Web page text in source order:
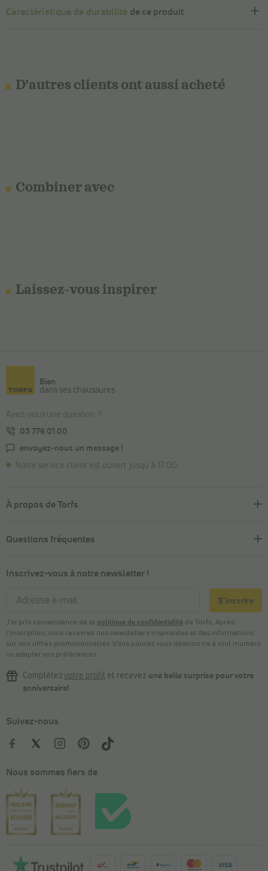
Caractéristique de durabilité de ce produit
D'autres clients ont aussi acheté
Combiner avec
Laissez-vous inspirer
Bien
dans ses chaussures
Avez-vous une question ?
03 776 01 00
envoyez-nous un message !
Notre service client est ouvert jusqu'à 17:00
À propos de Torfs
Questions fréquentes
Inscrivez-vous à notre newsletter !
S'inscrire
J’ai pris connaissance de la politique de confidentialité de Torfs. Après
l’inscription, vous recevrez nos newsletters inspirantes et des informations
sur nos offres promotionnelles. Vous pouvez vous désinscrire à tout moment
ou adapter vos préférences.
Complétez votre profil et recevez une belle surprise pour votre
anniversaire!
Suivez-nous
Nous sommes fiers de